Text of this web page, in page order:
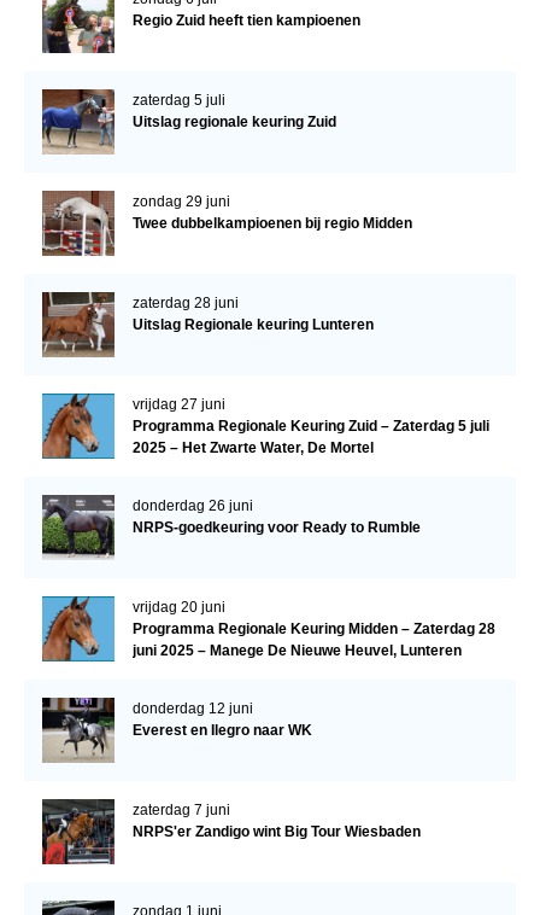
Regio Zuid heeft tien kampioenen
zaterdag 5 juli
Uitslag regionale keuring Zuid
zondag 29 juni
Twee dubbelkampioenen bij regio Midden
zaterdag 28 juni
Uitslag Regionale keuring Lunteren
vrijdag 27 juni
Programma Regionale Keuring Zuid – Zaterdag 5 juli
2025 – Het Zwarte Water, De Mortel
donderdag 26 juni
NRPS-goedkeuring voor Ready to Rumble
vrijdag 20 juni
Programma Regionale Keuring Midden – Zaterdag 28
juni 2025 – Manege De Nieuwe Heuvel, Lunteren
donderdag 12 juni
Everest en Ilegro naar WK
zaterdag 7 juni
NRPS'er Zandigo wint Big Tour Wiesbaden
zondag 1 juni